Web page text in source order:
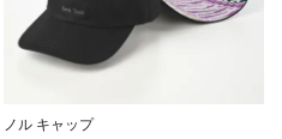
ノル キャップ